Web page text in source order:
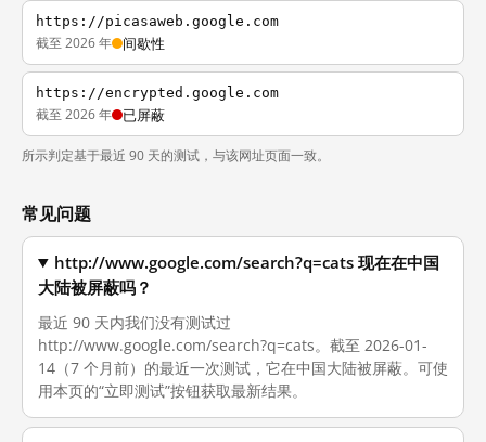
https://picasaweb.google.com
截至 2026 年 间歇性
https://encrypted.google.com
截至 2026 年 已屏蔽
所示判定基于最近 90 天的测试，与该网址页面一致。
常见问题
http://www.google.com/search?q=cats 现在在中国
大陆被屏蔽吗？
最近 90 天内我们没有测试过
http://www.google.com/search?q=cats。截至 2026-01-
14（7 个月前）的最近一次测试，它在中国大陆被屏蔽。可使
用本页的“立即测试”按钮获取最新结果。